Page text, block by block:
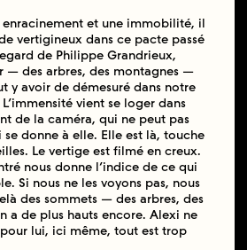
et une immobilité, il
vertigineux dans ce pacte passé
de Philippe Grandrieux,
— des arbres, des montagnes —
y avoir de démesuré dans notre
vient se loger dans
de la caméra, qui ne peut pas
donne à elle. Elle est là, touche
Le vertige est filmé en creux.
nous donne l’indice de ce qui
Si nous ne les voyons pas, nous
des sommets — des arbres, des
a de plus hauts encore. Alexi ne
lui, ici même, tout est trop